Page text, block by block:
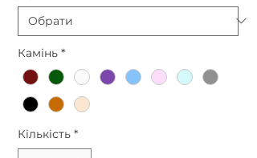
Камінь *
Кількість *